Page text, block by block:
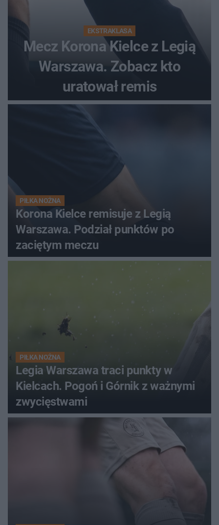
EKSTRAKLASA
Mecz Korona Kielce z Legią
Warszawa. Zobacz kto
uratował remis
PIŁKA NOŻNA
Korona Kielce remisuje z Legią
Warszawa. Podział punktów po
zaciętym meczu
PIŁKA NOŻNA
Legia Warszawa traci punkty w
Kielcach. Pogoń i Górnik z ważnymi
zwycięstwami